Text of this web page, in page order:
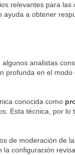
relevantes para las
ayuda a obtener
analistas
profunda en el
conocida como
Esta técnica, por lo
de moderación de
la configuración